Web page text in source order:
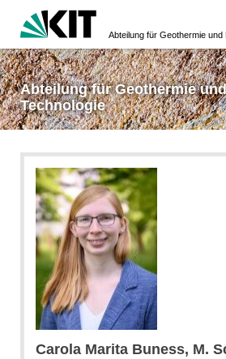
Abteilung für Geothermie
Technologie
Carola Marita Buness, M.